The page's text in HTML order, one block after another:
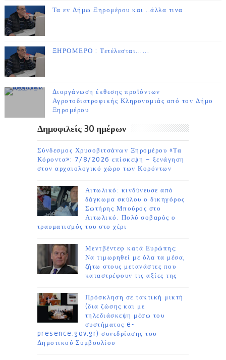
Τα εν Δήμω Ξηρομέρου και ..άλλα τινα
ΞΗΡΟΜΕΡΟ : Τετέλεσται......
Διοργάνωση έκθεσης προϊόντων
Αγροτοδιατροφικής Κληρονομιάς από τον Δήμο
Ξηρομέρου
Δημοφιλείς 30 ημέρων
Σύνδεσμος Χρυσοβιτσάνων Ξηρομέρου «Τα
Κόροντα»: 7/8/2026 επίσκεψη – ξενάγηση
στον αρχαιολογικό χώρο των Κορόντων
Αιτωλικό: κινδύνευσε από
δάγκωμα σκύλου ο δικηγόρος
Σωτήρης Μπούρος στο
Αιτωλικό. Πολύ σοβαρός ο
τραυματισμός του στο χέρι
Μεντβέντεφ κατά Ευρώπης:
Να τιμωρηθεί με όλα τα μέσα,
ζήτω στους μετανάστες που
καταστρέφουν τις αξίες της
Πρόσκληση σε τακτική μικτή
(δια ζώσης και με
τηλεδιάσκεψη μέσω του
συστήματος e-
presence.gov.gr) συνεδρίασης του
Δημοτικού Συμβουλίου